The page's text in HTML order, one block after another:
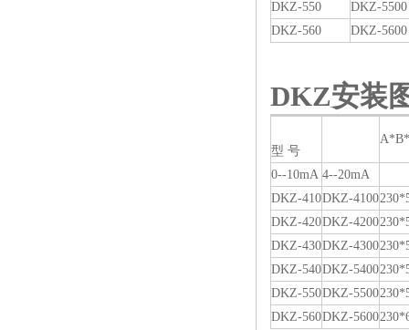
DKZ-550
DKZ-5500
DKZ-560
DKZ-5600
DKZ安装
型 号
0--10mA 4--20mA
DKZ-410DKZ-4100
DKZ-420DKZ-4200
DKZ-430DKZ-4300
DKZ-540DKZ-5400
DKZ-550DKZ-5500
DKZ-560DKZ-5600